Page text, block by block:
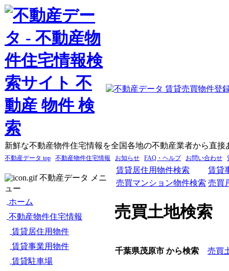
新鮮な不動産物件住宅情報を全国各地の不動産業者から直接
不動産データ top 不動産物件住宅情報 お知らせ FAQ・ヘルプ お問い合わせ
不動産データ メニ
ュー
ホーム
不動産物件住宅情報
賃貸居住用物件
賃貸事業用物件
賃貸駐車場
賃貸居住用物件検索
賃貸
売買マンション物件検索 売買
売買土地検索
千葉県茂原市 から検索 売買